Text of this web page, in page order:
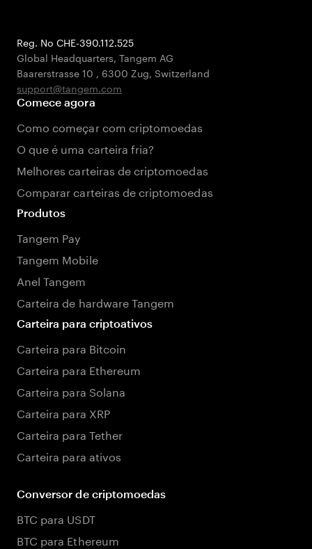
Reg. No CHE-390.112.525
Global Headquarters, Tangem AG
Baarerstrasse 10 , 6300 Zug, Switzerland
support@tangem.com
Comece agora
Como começar com criptomoedas
O que é uma carteira fria?
Melhores carteiras de criptomoedas
Comparar carteiras de criptomoedas
Produtos
Tangem Pay
Tangem Mobile
Anel Tangem
Carteira de hardware Tangem
Carteira para criptoativos
Carteira para Bitcoin
Carteira para Ethereum
Carteira para Solana
Carteira para XRP
Carteira para Tether
Carteira para ativos
Conversor de criptomoedas
BTC para USDT
BTC para Ethereum